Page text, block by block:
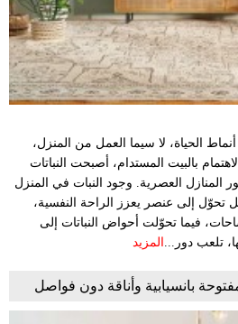
الحياة، لا سيما العمل من المنزل،
بالبيت المستدام، أصبحت النباتات
المنازل العصرية. وجود النبات في المنزل
تحوّل إلى عنصر يعزز الراحة النفسية،
فيما تحوّلت أحواض النباتات إلى
تلعب دور... المزيد
بانسيابية وأناقة دون فواصل